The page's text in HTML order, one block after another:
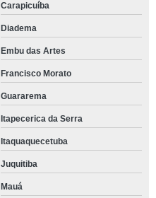
Carapicuíba
Diadema
Embu das Artes
Francisco Morato
Guararema
Itapecerica da Serra
Itaquaquecetuba
Juquitiba
Mauá